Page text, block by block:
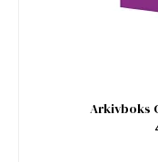
Arkivboks